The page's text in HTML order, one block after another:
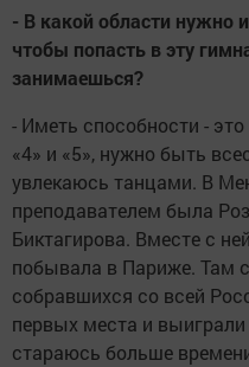
- В какой области нужно
чтобы попасть в эту
занимаешься?
- Иметь способности -
«4» и «5», нужно быть
увлекаюсь танцами. В
преподавателем была
Биктагирова. Вместе с
побывала в Париже. Там
собравшихся со всей
первых места и
стараюсь больше